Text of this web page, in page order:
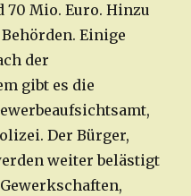
70 Mio. Euro. Hinzu
Einige
der
gibt es die
Der Bürger,
weiter belästigt